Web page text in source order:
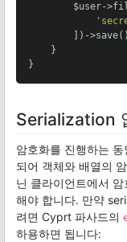
$user-
])-
    }
}
Serialization
암호화를 진행하는
되어 객체와 배열의
닌 클라이언트에서
해야 합니다. 만약
려면 Cyprt 파사드의
하용하면 됩니다: